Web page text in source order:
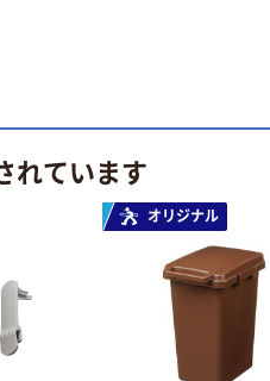
れています
オリジナル